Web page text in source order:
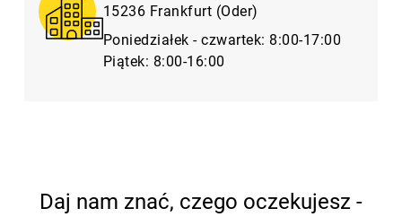
15236 Frankfurt (Oder)
Poniedziałek - czwartek: 8:00-17:00
Piątek: 8:00-16:00
Daj nam znać, czego oczekujesz -